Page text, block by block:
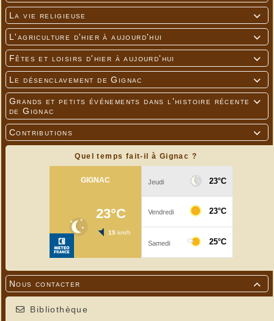

La vie religieuse

L'agriculture d'hier à aujourd'hui

Fêtes et loisirs d'hier à aujourd'hui

Le désenclavement de Gignac

Grands et petits événements dans l'histoire récente
de Gignac

Contributions
Quel temps fait-il à Gignac ?

Nous contacter
Bibliothèque